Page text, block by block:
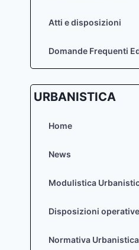
Atti e disposizioni
Domande Frequenti
URBANISTICA
Home
News
Modulistica
Disposizioni operative
Normativa